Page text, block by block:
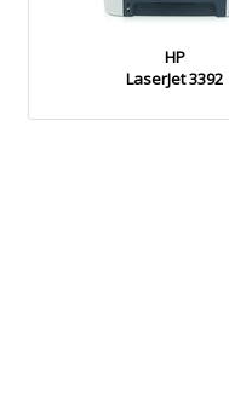
HP
LaserJet 3392